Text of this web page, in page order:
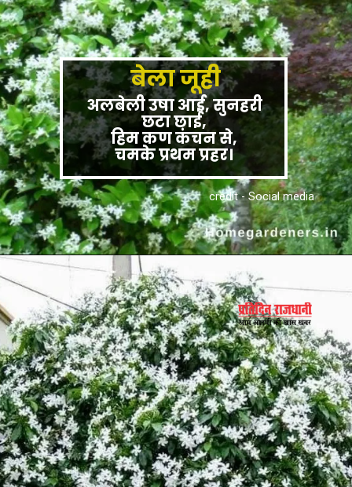
बेला जूही
credit - Social media
अलबेली उषा आई, सुनहरी
छटा छाई,
हिम कण कंचन से,
चमके प्रथम प्रहर।